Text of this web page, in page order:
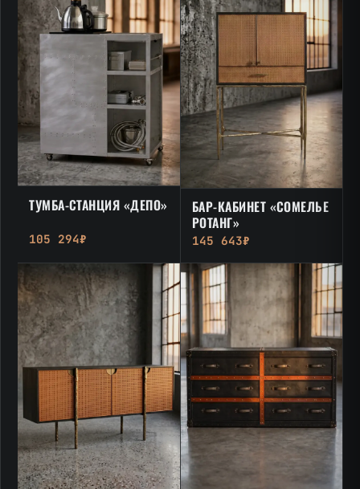
ТУМБА-СТАНЦИЯ «ДЕПО»
105 294₽
БАР-КАБИНЕТ «СОМЕЛЬЕ
РОТАНГ»
145 643₽